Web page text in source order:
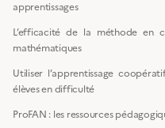
apprentissages
L’efficacité de la méthode en
mathématiques
Utiliser l’apprentissage
élèves en difficulté
ProFAN : les ressources